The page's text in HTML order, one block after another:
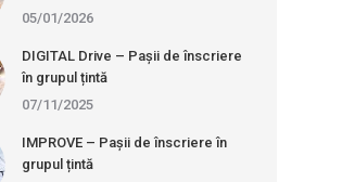
05/01/2026
DIGITAL Drive – Pașii de înscriere
în grupul țintă
07/11/2025
IMPROVE – Pașii de înscriere în
grupul țintă